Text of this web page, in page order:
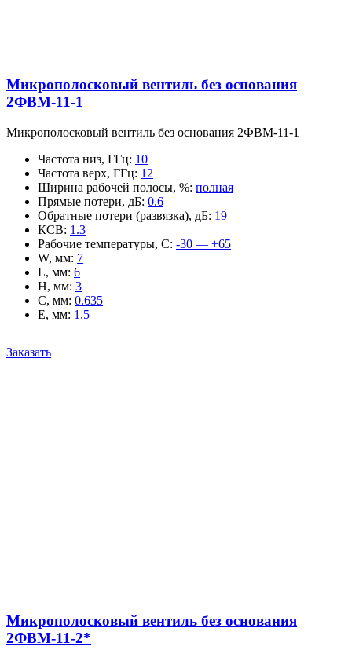
Микрополосковый вентиль без основания
2ФВМ-11-1
Микрополосковый вентиль без основания 2ФВМ-11-1
Частота низ, ГГц: 10
Частота верх, ГГц: 12
Ширина рабочей полосы, %: полная
Прямые потери, дБ: 0.6
Обратные потери (развязка), дБ: 19
КСВ: 1.3
Рабочие температуры, С: -30 — +65
W, мм: 7
L, мм: 6
H, мм: 3
C, мм: 0.635
E, мм: 1.5
Заказать
Микрополосковый вентиль без основания
2ФВМ-11-2*